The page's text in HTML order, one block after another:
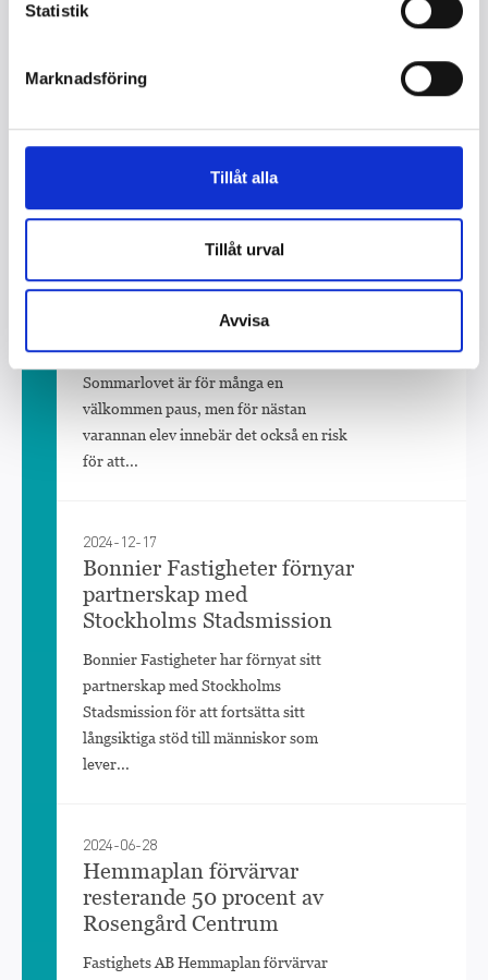
Statistik
Marknadsföring
Tillåt alla
Tillåt urval
Avvisa
fler karriärvägar för
förlagstalanger
tillsammans med Bonnier News och
kunskapssamarbete med F1RST, ett
initiativ som arbetar...
2025-03-20
Ny bok med verktyg för att
Sommarlovet är för många en
välkommen paus, men för nästan
varannan elev innebär det också en risk
för att...
2024-12-17
Bonnier Fastigheter förnyar
partnerskap med
Stockholms Stadsmission
Bonnier Fastigheter har förnyat sitt
partnerskap med Stockholms
Stadsmission för att fortsätta sitt
långsiktiga stöd till människor som
lever...
2024-06-28
Hemmaplan förvärvar
resterande 50 procent av
Rosengård Centrum
Fastighets AB Hemmaplan förvärvar